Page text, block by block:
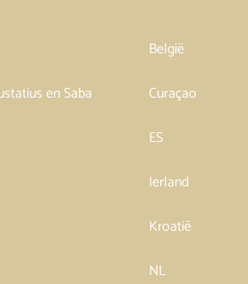
België
en Saba
Curaçao
ES
Ierland
Kroatië
NL